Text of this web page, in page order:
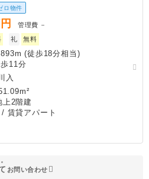
ロ物件
管理費 －
礼 無料
(徒歩18分相当)
11分
入
2階建
/ 賃貸アパート
お問い合わせ